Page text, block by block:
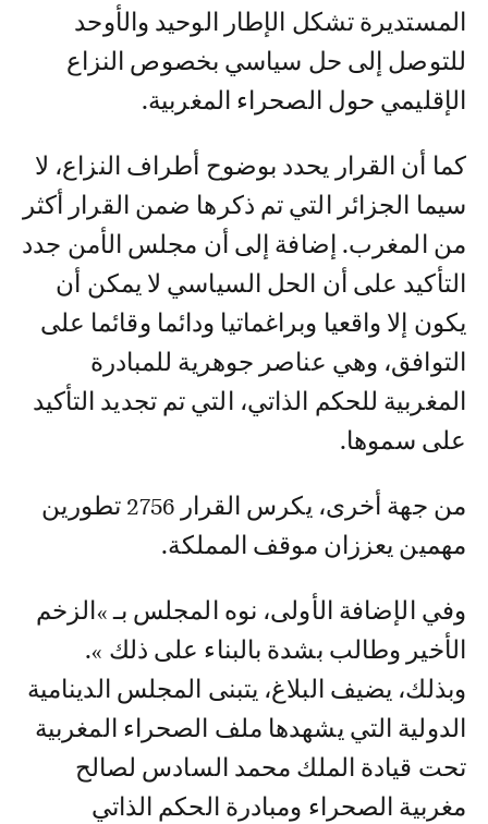
المستديرة تشكل الإطار الوحيد والأوحد
للتوصل إلى حل سياسي بخصوص النزاع
الإقليمي حول الصحراء المغربية.
كما أن القرار يحدد بوضوح أطراف النزاع، لا
سيما الجزائر التي تم ذكرها ضمن القرار أكثر
من المغرب. إضافة إلى أن مجلس الأمن جدد
التأكيد على أن الحل السياسي لا يمكن أن
يكون إلا واقعيا وبراغماتيا ودائما وقائما على
التوافق، وهي عناصر جوهرية للمبادرة
المغربية للحكم الذاتي، التي تم تجديد التأكيد
على سموها.
من جهة أخرى، يكرس القرار 2756 تطورين
مهمين يعززان موقف المملكة.
وفي الإضافة الأولى، نوه المجلس بـ »الزخم
الأخير وطالب بشدة بالبناء على ذلك ».
وبذلك، يضيف البلاغ، يتبنى المجلس الدينامية
الدولية التي يشهدها ملف الصحراء المغربية
تحت قيادة الملك محمد السادس لصالح
مغربية الصحراء ومبادرة الحكم الذاتي